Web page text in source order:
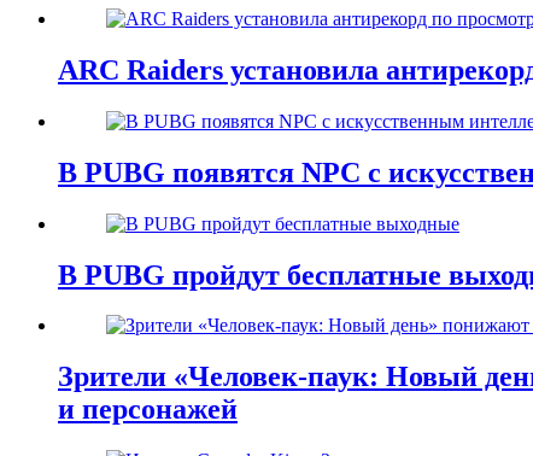
ARC Raiders установила
В PUBG появятся NPC с
В PUBG пройдут бесплатные
Зрители «Человек-паук: Новый
и персонажей